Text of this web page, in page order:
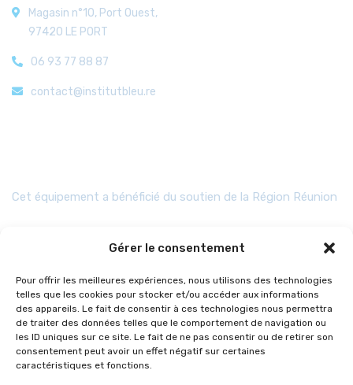
Gérer le consentement
Pour offrir les meilleures expériences, nous utilisons des technologies
telles que les cookies pour stocker et/ou accéder aux informations
des appareils. Le fait de consentir à ces technologies nous permettra
de traiter des données telles que le comportement de navigation ou
les ID uniques sur ce site. Le fait de ne pas consentir ou de retirer son
consentement peut avoir un effet négatif sur certaines
caractéristiques et fonctions.
Magasin n°10, Port Ouest,
97420 LE PORT
06 93 77 88 87
contact@institutbleu.re
Cet équipement a bénéficié du soutien de la Région Réunion